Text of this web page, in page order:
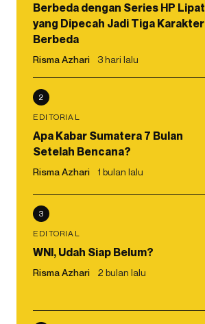
Berbeda dengan Series HP Lipat
yang Dipecah Jadi Tiga Karakter
Berbeda
Risma Azhari 3 hari lalu
2
EDITORIAL
Apa Kabar Sumatera 7 Bulan
Setelah Bencana?
Risma Azhari 1 bulan lalu
3
EDITORIAL
WNI, Udah Siap Belum?
Risma Azhari 2 bulan lalu